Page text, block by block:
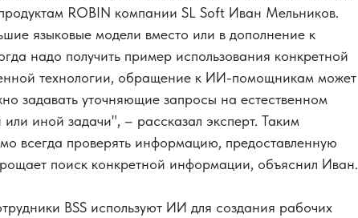
ROBIN компании SL Soft Иван Мельников.
языковые модели вместо или в дополнение к
надо получить пример использования конкретной
технологии, обращение к ИИ-помощникам может
задавать уточняющие запросы на естественном
иной задачи", – рассказал эксперт. Таким
всегда проверять информацию, предоставленную
поиск конкретной информации, объяснил Иван.
BSS используют ИИ для создания рабочих